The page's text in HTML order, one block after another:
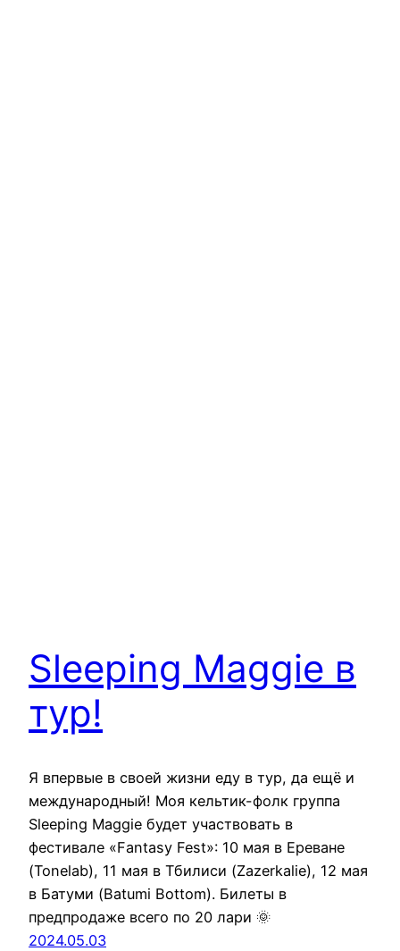
Sleeping Maggie в
тур!
Я впервые в своей жизни еду в тур, да ещё и
международный! Моя кельтик-фолк группа
Sleeping Maggie будет участвовать в
фестивале «Fantasy Fest»: 10 мая в Ереване
(Tonelab), 11 мая в Тбилиси (Zazerkalie), 12 мая
в Батуми (Batumi Bottom). Билеты в
предпродаже всего по 20 лари 🌞
2024.05.03